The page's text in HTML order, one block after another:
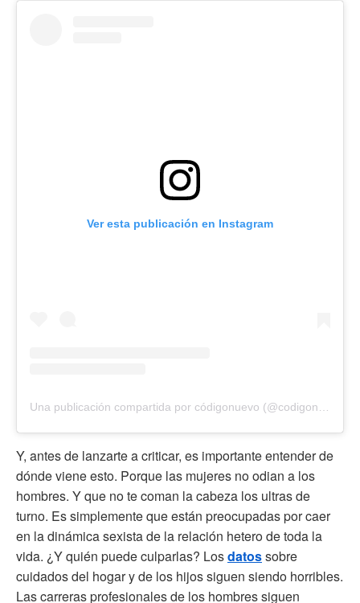
Ver esta publicación en Instagram
Y, antes de lanzarte a criticar, es importante entender de
dónde viene esto. Porque las mujeres no odian a los
hombres. Y que no te coman la cabeza los ultras de
turno. Es simplemente que están preocupadas por caer
en la dinámica sexista de la relación hetero de toda la
vida. ¿Y quién puede culparlas? Losdatossobre
cuidados del hogar y de los hijos siguen siendo horribles.
Las carreras profesionales de los hombres siguen